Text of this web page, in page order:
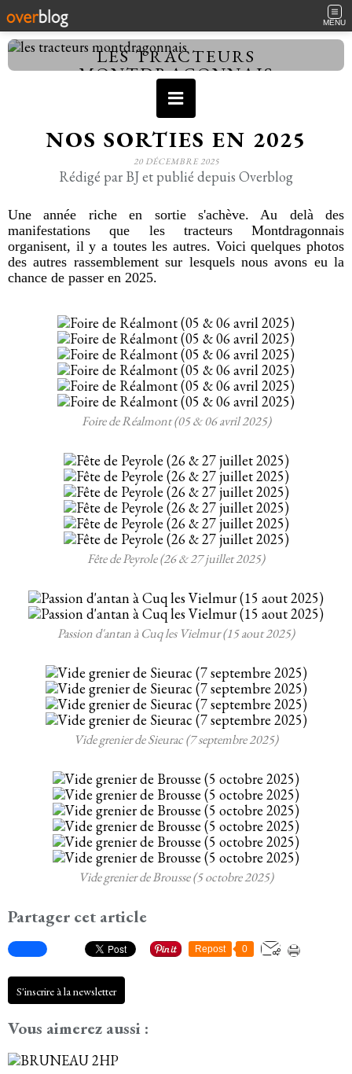
MENU
LES TRACTEURS
MONTDRAGONNAIS
NOS SORTIES EN 2025
20 DÉCEMBRE 2025
Rédigé par BJ et publié depuis Overblog
Une année riche en sortie s'achève. Au delà des
manifestations que les tracteurs Montdragonnais
organisent, il y a toutes les autres. Voici quelques photos
des autres rassemblement sur lesquels nous avons eu la
chance de passer en 2025.
Foire de Réalmont (05 & 06 avril 2025)
Fête de Peyrole (26 & 27 juillet 2025)
Passion d'antan à Cuq les Vielmur (15 aout 2025)
Vide grenier de Sieurac (7 septembre 2025)
Vide grenier de Brousse (5 octobre 2025)
Partager cet article
Repost 0
S'inscrire à la newsletter
Vous aimerez aussi :